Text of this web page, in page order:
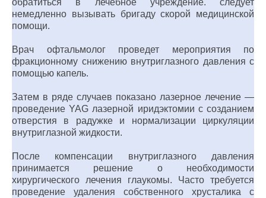
обратиться в лечебное учреждение. следует
немедленно вызывать бригаду скорой медицинской
помощи.
Врач офтальмолог проведет мероприятия по
фракционному снижению внутриглазного давления с
помощью капель.
Затем в ряде случаев показано лазерное лечение —
проведение YAG лазерной иридэктомии с созданием
отверстия в радужке и нормализации циркуляции
внутриглазной жидкости.
После компенсации внутриглазного давления
принимается решение о необходимости
хирургического лечения глаукомы. Часто требуется
проведение удаления собственного хрусталика с